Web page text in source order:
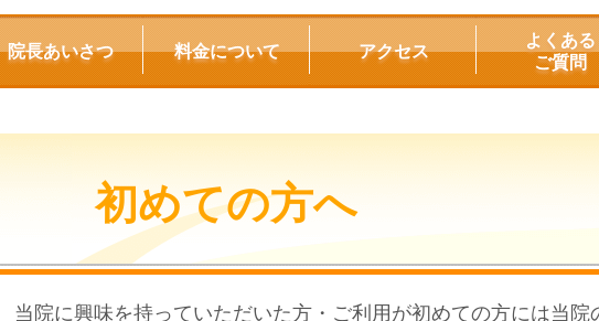
院長あいさつ 料金について アクセス
よくある
ご質問
初めての方へ
当院に興味を持っていただいた方・ご利用が初めての方には当院